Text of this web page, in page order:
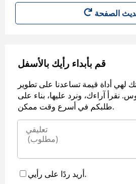
قم بأبداء رأيك بالأسفل
لهي أداة قيمة تساعدنا على تطوير
آراءك، ونرد عليها، بناء على
طلبكم في أسرع وقت ممكن.
أريد ردًا على رأيي.